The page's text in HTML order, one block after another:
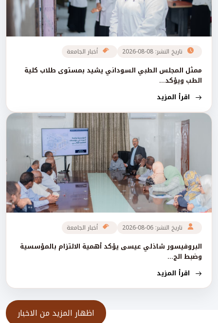
تاريخ النشر: 08-08-2026 أخبار الجامعة
ممثل المجلس الطبي السوداني يشيد بمستوى طلاب كلية
الطب ويؤكد...
اقرأ المزيد
تاريخ النشر: 06-08-2026 أخبار الجامعة
البروفيسور شاذلي عيسى يؤكد أهمية الالتزام بالمؤسسية
وضبط الج...
اقرأ المزيد
اظهار المزيد من الاخبار